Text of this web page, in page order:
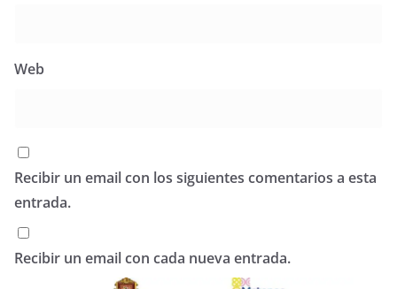
Web
Recibir un email con los siguientes comentarios a esta
entrada.
Recibir un email con cada nueva entrada.